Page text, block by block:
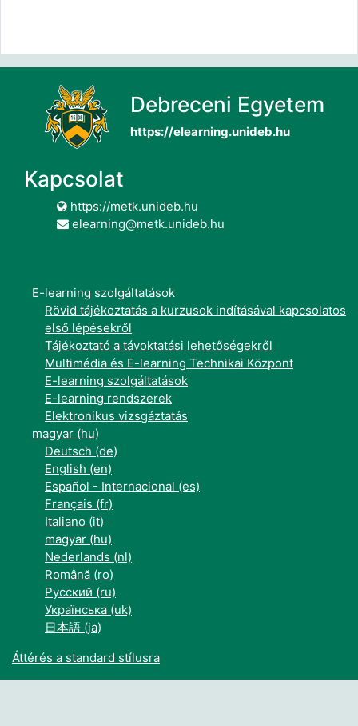
Debreceni Egyetem
https://elearning.unideb.hu
Kapcsolat
https://metk.unideb.hu
elearning@metk.unideb.hu
E-learning szolgáltatások
Rövid tájékoztatás a kurzusok indításával kapcsolatos
első lépésekről
Tájékoztató a távoktatási lehetőségekről
Multimédia és E-learning Technikai Központ
E-learning szolgáltatások
E-learning rendszerek
Elektronikus vizsgáztatás
magyar ‎(hu)‎
Deutsch ‎(de)‎
English ‎(en)‎
Español - Internacional ‎(es)‎
Français ‎(fr)‎
Italiano ‎(it)‎
magyar ‎(hu)‎
Nederlands ‎(nl)‎
Română ‎(ro)‎
Русский ‎(ru)‎
Українська ‎(uk)‎
日本語 ‎(ja)‎
Áttérés a standard stílusra